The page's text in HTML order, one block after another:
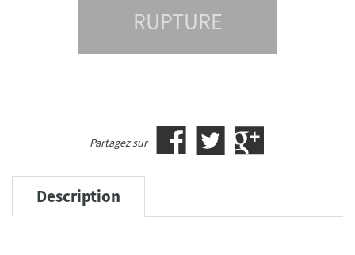
RUPTURE
Partagez sur
Description